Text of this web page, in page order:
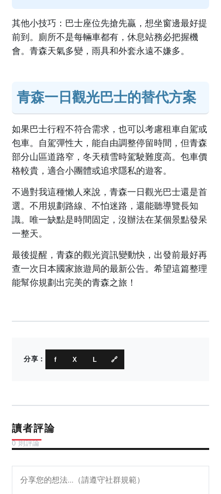
其他小技巧：巴士座位先搶先贏，想坐窗邊最好提
前到。廁所不是每輛車都有，休息站務必把握機
會。青森天氣多變，雨具和外套永遠不嫌多。
青森一日觀光巴士的替代方案
如果巴士行程不符合需求，也可以考慮租車自駕或
包車。自駕彈性大，能自由調整停留時間，但青森
部分山區道路窄，冬天積雪時駕駛難度高。包車價
格較貴，適合小團體或追求隱私的遊客。
不過對我這種懶人來說，青森一日觀光巴士還是首
選。不用規劃路線、不怕迷路，還能聽導覽長知
識。唯一缺點是時間固定，沒辦法在某個景點發呆
一整天。
最後提醒，青森的觀光資訊變動快，出發前最好再
查一次 日本國家旅遊局的最新公告。希望這篇整理
能幫你規劃出完美的青森之旅！
分享： f X L 🔗
讀者評論
0 則評論